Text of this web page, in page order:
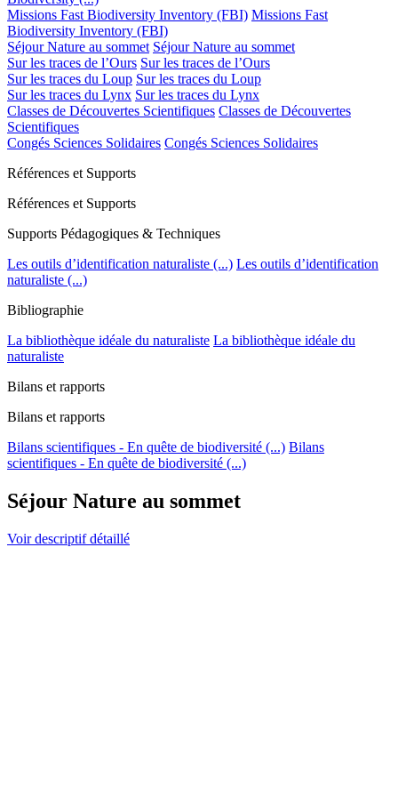
Missions Fast Biodiversity Inventory (FBI) Missions Fast
Biodiversity Inventory (FBI)
Séjour Nature au sommet Séjour Nature au sommet
Sur les traces de l’Ours Sur les traces de l’Ours
Sur les traces du Loup Sur les traces du Loup
Sur les traces du Lynx Sur les traces du Lynx
Classes de Découvertes Scientifiques Classes de Découvertes
Scientifiques
Congés Sciences Solidaires Congés Sciences Solidaires
Références et Supports
Références et Supports
Supports Pédagogiques & Techniques
Les outils d’identification naturaliste (...) Les outils d’identification
naturaliste (...)
Bibliographie
La bibliothèque idéale du naturaliste La bibliothèque idéale du
naturaliste
Bilans et rapports
Bilans et rapports
Bilans scientifiques - En quête de biodiversité (...) Bilans
scientifiques - En quête de biodiversité (...)
Séjour Nature au sommet
Voir descriptif détaillé